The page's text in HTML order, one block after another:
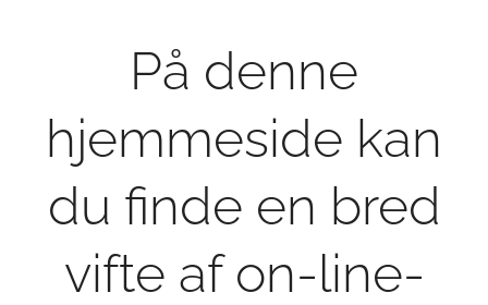
På denne
hjemmeside kan
du finde en bred
vifte af on-line-